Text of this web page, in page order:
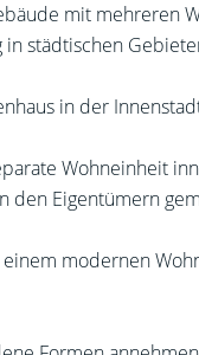
mit mehreren
städtischen
in der
Wohneinheit
den Eigentümern
modernen